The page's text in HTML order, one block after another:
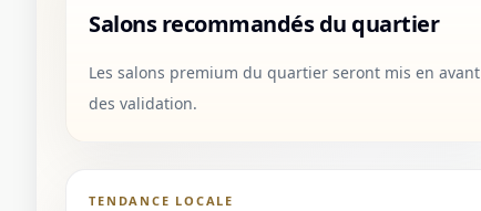
Salons recommandés du quartier
Les salons premium du quartier seront mis en avant
des validation.
TENDANCE LOCALE